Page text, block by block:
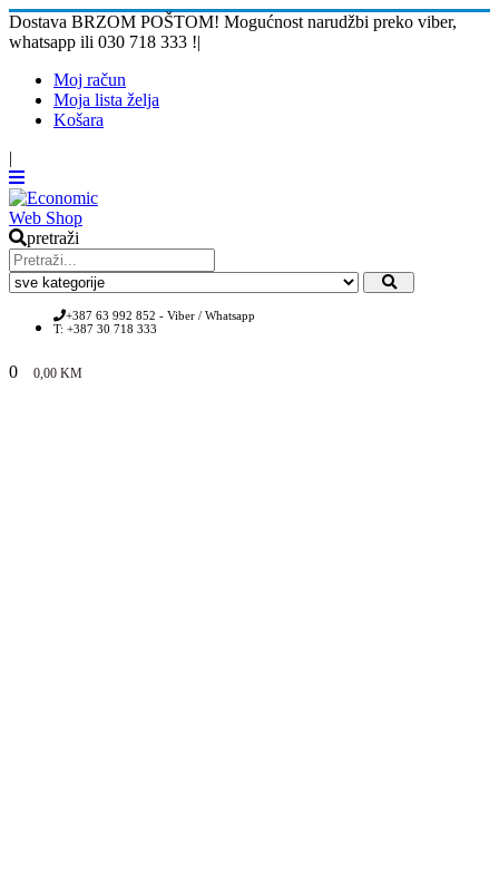
Dostava BRZOM POŠTOM! Mogućnost narudžbi preko viber,
whatsapp ili 030 718 333 !|
Moj račun
Moja lista želja
Košara
|
pretraži
+387 63 992 852 - Viber / Whatsapp
T: +387 30 718 333
0 0,00 KM